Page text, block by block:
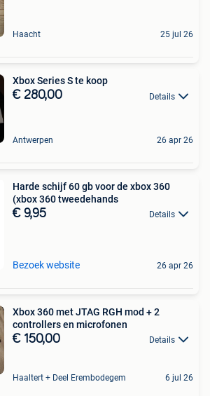
Haacht 25 jul 26
Xbox Series S te koop
€ 280,00 Details
Antwerpen 26 apr 26
Harde schijf 60 gb voor de xbox 360
(xbox 360 tweedehands
€ 9,95 Details
Bezoek website 26 apr 26
Xbox 360 met JTAG RGH mod + 2
controllers en microfonen
€ 150,00 Details
Haaltert + Deel Erembodegem 6 jul 26